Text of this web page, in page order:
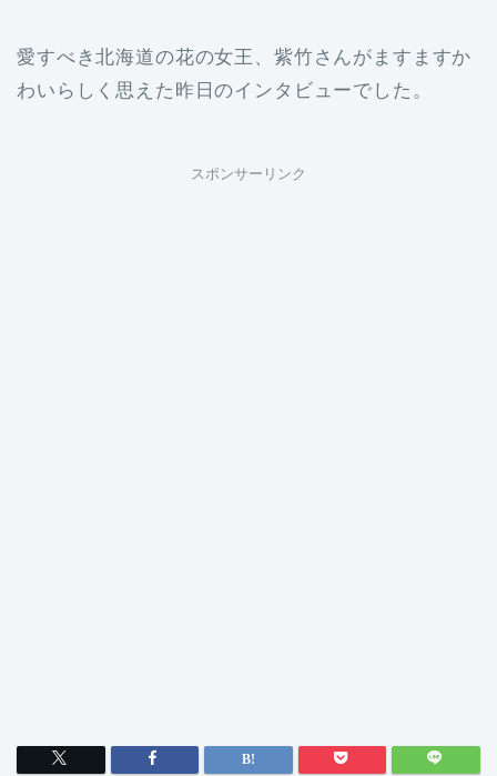
愛すべき北海道の花の女王、紫竹さんがますますか
わいらしく思えた昨日のインタビューでした。
スポンサーリンク